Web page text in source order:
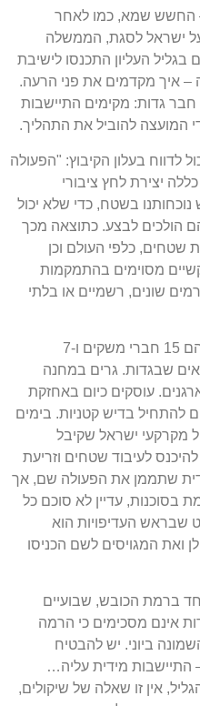
החשש שמא, כמו לאחר
ישראל לסגת, הממשלה
בגליל העליון התכנסו לישיבת
– איך מקדמים את פני הרעה.
חבר גדות: מקימים התיישבות
המועצה להוביל את התהליך.
לדווח בעלון הקיבוץ: "הפעולה
יצירת לחץ ציבורי
נוכחותנו בשטח, כדי שלא יכול
הולכים לבצע. כתוצאה מכך
שטחים, כלפי העולם וכן
מסוימים בהתמקמות
שונים, רשמיים או בלתי
חברי משקים ו-7
שבגדות. גרים במחנה
. עוסקים כיום באחזקת
להתחיל בדיש קטניות. בימים
מקרקעי ישראל שקיבל
להיכנס לעיבוד שטחים וזריעת
שתממן את הפעולה שם, אך
בסוכנות, עדיין לא סוכם כל
שבראש העדיפויות הוא
ואת המגויסים לשם הכניסו
ברמת הכובש, שבועיים
אינם מסכימים כי הרמה
ביוני. יש להבטיח
התיישבות מידית עליה…
, אין זו שאלה של שיקולים,